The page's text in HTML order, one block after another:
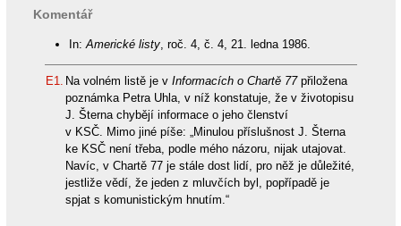
Komentář
In:Americké listy, roč. 4, č. 4, 21. ledna 1986.
E1. Na volném listě je v Informacích o Chartě 77přiložena
poznámka Petra Uhla, v níž konstatuje, že v životopisu
J. Šterna chybějí informace o jeho členství
v KSČ. Mimo jiné píše: „Minulou příslušnost J. Šterna
ke KSČ není třeba, podle mého názoru, nijak utajovat.
Navíc, v Chartě 77 je stále dost lidí, pro něž je důležité,
jestliže vědí, že jeden z mluvčích byl, popřípadě je
spjat s komunistickým hnutím.“